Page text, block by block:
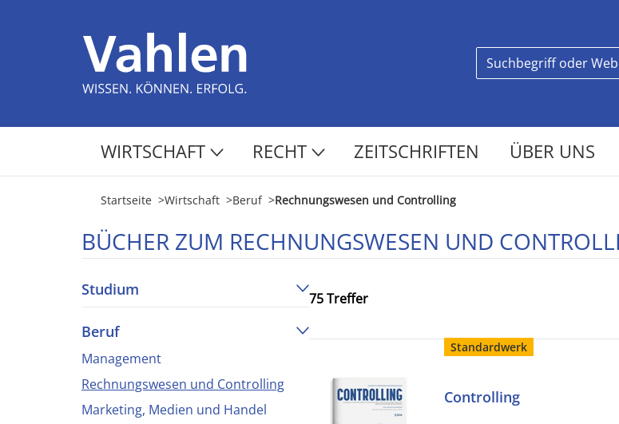
WIRTSCHAFT RECHT ZEITSCHRIFTEN ÜBER UNS
Startseite >Wirtschaft >Beruf >Rechnungswesen und Controlling
BÜCHER ZUM RECHNUNGSWESEN UND
Studium
Beruf
Management
Rechnungswesen und Controlling
Marketing, Medien und Handel
75 Treffer
Standardwerk
Controlling